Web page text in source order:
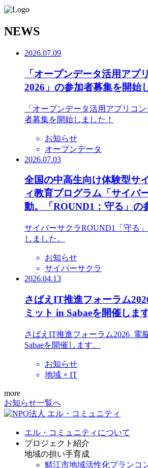
NEWS
2026.07.09
「オープンデータ活用アプ
2026」の参加者募集を開始
「オープンデータ活用アプリコ
者募集を開始しました！
お知らせ
オープンデータ
2026.07.03
全国の中高生向け体験型サ
ィ教育プログラム「サイバ
動。「ROUND1：守る」の
サイバーサクラROUND1「守る
しました。
お知らせ
サイバーサクラ
2026.04.13
さばえIT推進フォーラム
ミット in Sabaeを開催します
さばえIT推進フォーラム2026_電
Sabaeを開催します。
お知らせ
地域 × IT
more
お知らせ一覧へ
エル・コミュニティについて
プロジェクト紹介
地域の担い手育成
鯖江市地域活性化プランコ